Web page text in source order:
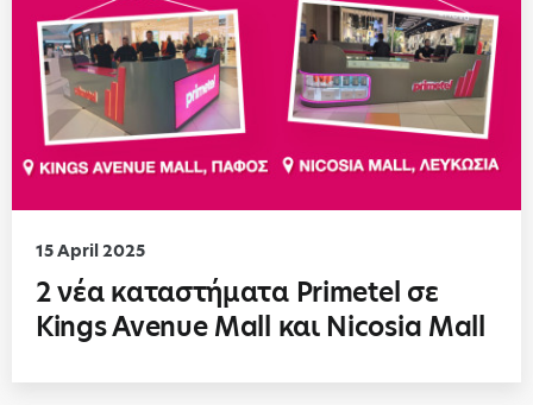
15 April 2025
2 νέα καταστήματα Primetel σε
Kings Avenue Mall και Nicosia Mall